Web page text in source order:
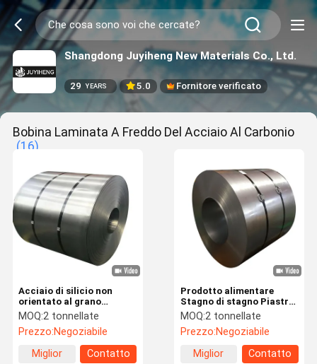
Shangdong Juyiheng New Materials Co., Ltd.
29 YEARS 5.0 Fornitore verificato
Bobina Laminata A Freddo Del Acciaio Al Carbonio
(16)
Acciaio di silicio non
orientato al grano
laminato a freddo DC01 /
02 / 03 / 04 CRNGO SPCC
MOQ:2 tonnellate
Prezzo:Negoziabile
Miglior
Contatto
Prodotto alimentare
Stagno di stagno Piastra
nera 0,23 mm 0,27 mm
Stagno di stagno bobina
MOQ:2 tonnellate
Prezzo:Negoziabile
Miglior
Contatto